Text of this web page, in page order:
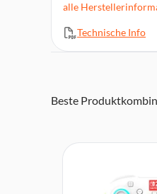
Zwei zuweisbare
Strukturierte
alle
Technische Info
Beste